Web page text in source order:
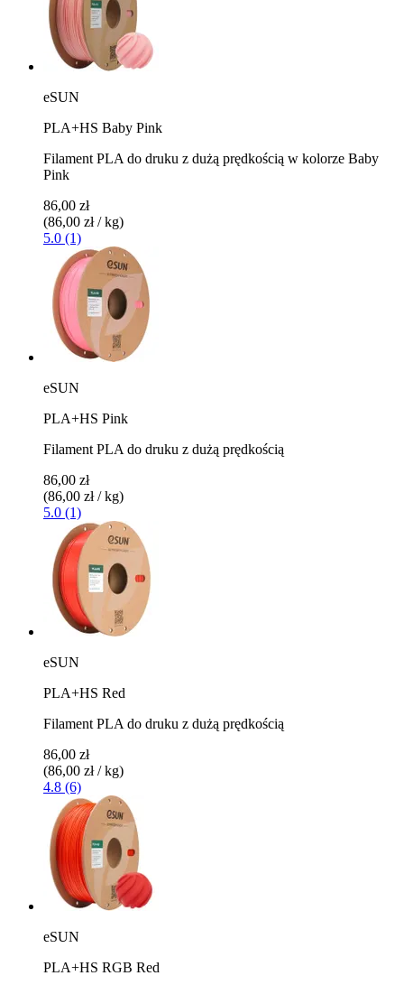
eSUN
PLA+HS Baby Pink
Filament PLA do druku z dużą prędkością w kolorze Baby
Pink
86,00 zł
(86,00 zł / kg)
5.0 (1)
eSUN
PLA+HS Pink
Filament PLA do druku z dużą prędkością
86,00 zł
(86,00 zł / kg)
5.0 (1)
eSUN
PLA+HS Red
Filament PLA do druku z dużą prędkością
86,00 zł
(86,00 zł / kg)
4.8 (6)
eSUN
PLA+HS RGB Red